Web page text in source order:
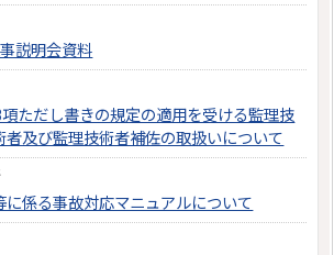
説明会資料
ただし書きの規定の適用を受ける監理技
者及び監理技術者補佐の取扱いについて
に係る事故対応マニュアルについて